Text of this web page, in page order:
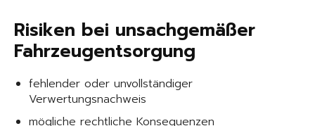
Risiken bei unsachgemäßer
Fahrzeugentsorgung
fehlender oder unvollständiger
Verwertungsnachweis
mögliche rechtliche Konsequenzen